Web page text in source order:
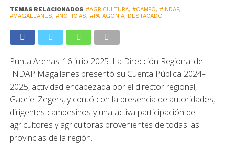
TEMAS RELACIONADOS #AGRICULTURA, #CAMPO, #INDAP,
#MAGALLANES, #NOTICIAS, #PATAGONIA, DESTACADO
Punta Arenas. 16 julio 2025. La Dirección Regional de
INDAP Magallanes presentó su Cuenta Pública 2024–
2025, actividad encabezada por el director regional,
Gabriel Zegers, y contó con la presencia de autoridades,
dirigentes campesinos y una activa participación de
agricultores y agricultoras provenientes de todas las
provincias de la región.